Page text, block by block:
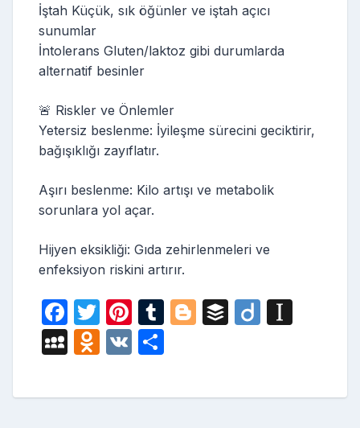
İştah Küçük, sık öğünler ve iştah açıcı
sunumlar
İntolerans Gluten/laktoz gibi durumlarda
alternatif besinler
🚨 Riskler ve Önlemler
Yetersiz beslenme: İyileşme sürecini geciktirir,
bağışıklığı zayıflatır.
Aşırı beslenme: Kilo artışı ve metabolik
sorunlara yol açar.
Hijyen eksikliği: Gıda zehirlenmeleri ve
enfeksiyon riskini artırır.
F
a
c
e
T
w
itt
er
Pi
nt
er
e
T
bl
Bl
g
B
r
Di
p
M
S
O
n
V
ar